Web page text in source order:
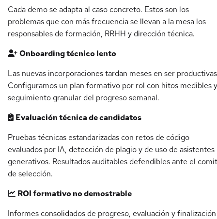
Cada demo se adapta al caso concreto. Estos son los
problemas que con más frecuencia se llevan a la mesa los
responsables de formación, RRHH y dirección técnica.
Onboarding técnico lento
Las nuevas incorporaciones tardan meses en ser
Configuramos un plan formativo por rol con hitos medibles y
seguimiento granular del progreso semanal.
Evaluación técnica de candidatos
Pruebas técnicas estandarizadas con retos de código
evaluados por IA, detección de plagio y de uso de asistentes
generativos. Resultados auditables defendibles ante el
de selección.
ROI formativo no demostrable
Informes consolidados de progreso, evaluación y finalización